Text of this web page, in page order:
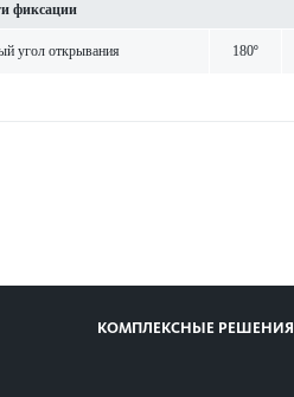
фиксации
угол открывания 180º
КОМПЛЕКСНЫЕ РЕШЕНИЯ